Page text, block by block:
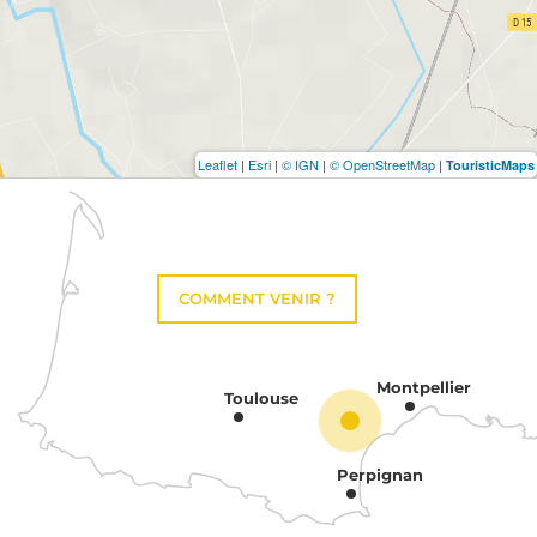
Leaflet | Esri | © IGN | © OpenStreetMap | TouristicMaps
COMMENT VENIR ?
Toulouse
Montpellier
Perpignan